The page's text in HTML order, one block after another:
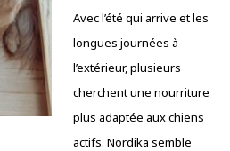
Avec l’été qui arrive et les
longues journées à
l’extérieur, plusieurs
cherchent une nourriture
plus adaptée aux chiens
actifs. Nordika semble